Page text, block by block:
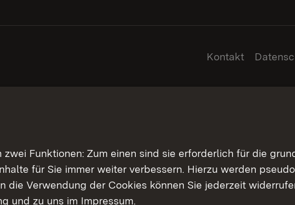
Kontakt
Funktionen: Zum einen sind sie erforderlich für die
für Sie immer weiter verbessern. Hierzu werden
die Verwendung der Cookies können Sie jederzeit
und zu uns im Impressum.